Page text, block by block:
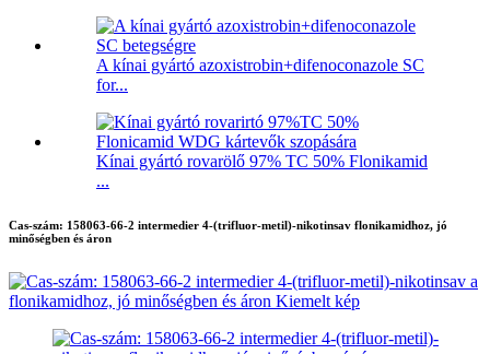
A kínai gyártó azoxistrobin+difenoconazole SC
for...
Kínai gyártó rovarölő 97% TC 50% Flonikamid
...
Cas-szám: 158063-66-2 intermedier 4-(trifluor-metil)-nikotinsav flonikamidhoz, jó
minőségben és áron